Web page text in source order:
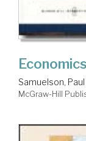
Economics
Samuelson, Paul
McGraw-Hill